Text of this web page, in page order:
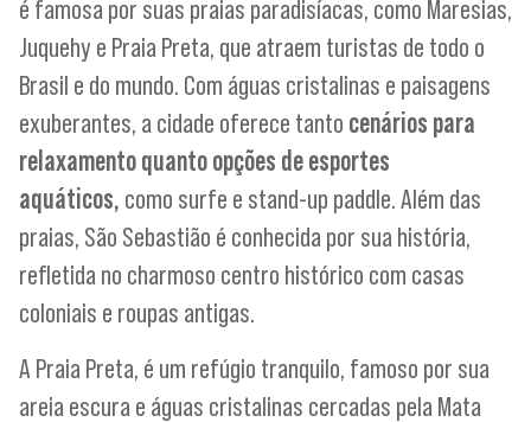
é famosa por suas praias paradisíacas, como Maresias,
Juquehy e Praia Preta, que atraem turistas de todo o
Brasil e do mundo. Com águas cristalinas e paisagens
exuberantes, a cidade oferece tanto cenários para
relaxamento quanto opções de esportes
aquáticos, como surfe e stand-up paddle. Além das
praias, São Sebastião é conhecida por sua história,
refletida no charmoso centro histórico com casas
coloniais e roupas antigas.
A Praia Preta, é um refúgio tranquilo, famoso por sua
areia escura e águas cristalinas cercadas pela Mata